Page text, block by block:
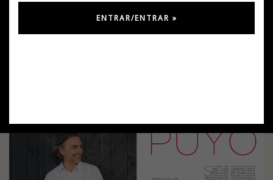
Postado em novembro 18, 2018porJosé eemImprensa